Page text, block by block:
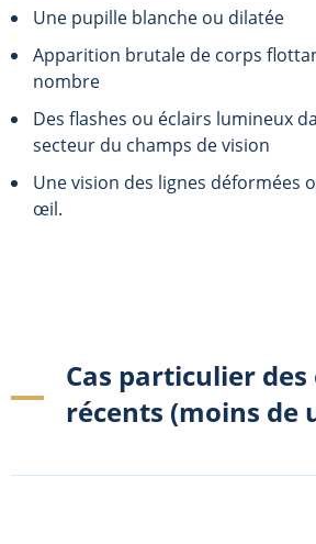
Une pupille blanche ou dilatée
Apparition brutale de corps
nombre
Des flashes ou éclairs lumineux
secteur du champs de vision
Une vision des lignes déformées
œil.
Cas particulier des
récents (moins de